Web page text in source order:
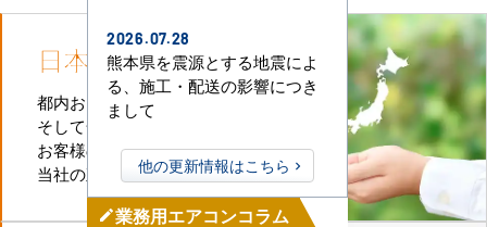
日本全国施工対応
都内および首都圏全域
そして全国津々浦々
お客様のお近くに
当社の直工店がございます
2026.07.28
熊本県を震源とする地震によ
る、施工・配送の影響につき
まして
他の更新情報はこちら
mode_edit業務用エアコンコラム